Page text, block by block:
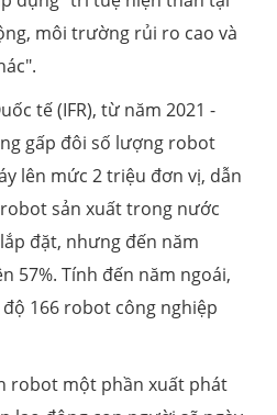
môi trường rủi ro cao và
tế (IFR), từ năm 2021 -
gấp đôi số lượng robot
lên mức 2 triệu đơn vị, dẫn
sản xuất trong nước
đặt, nhưng đến năm
57%. Tính đến năm ngoái,
166 robot công nghiệp
robot một phần xuất phát